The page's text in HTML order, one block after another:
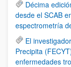
Décima
desde el SCAB
espectrometría
El
Precipita
enfermedades